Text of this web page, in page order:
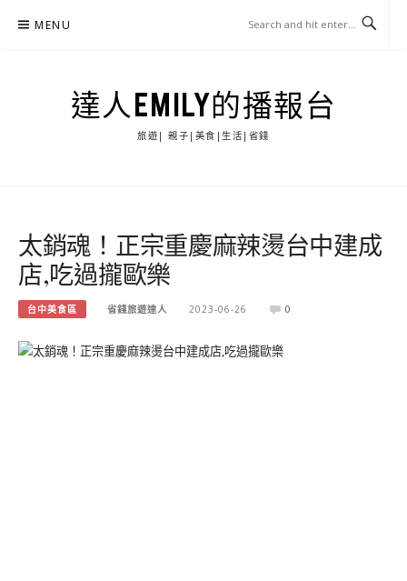
MENU
達人EMILY的播報台
旅遊| 親子|美食|生活|省錢
太銷魂！正宗重慶麻辣燙台中建成
店,吃過攏歐樂
台中美食區 省錢旅遊達人 2023-06-26 0